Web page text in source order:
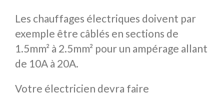
Les chauffages électriques doivent par
exemple être câblés en sections de
1.5mm² à 2.5mm² pour un ampérage allant
de 10A à 20A.
Votre électricien devra faire